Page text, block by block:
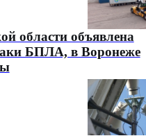
области объявлена
БПЛА, в Воронеже